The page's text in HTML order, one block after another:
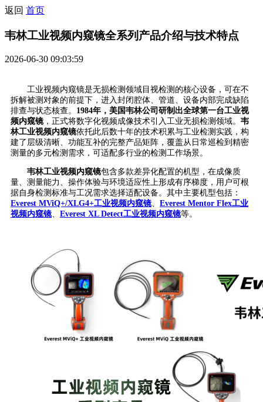
返回 首页
韦林工业视频内窥镜全系列产品介绍与技术特点
2026-06-30 09:03:59
工业视频内窥镜是无损检测领域目视检测的核心设备，可在不
拆解被测对象的前提下，进入封闭腔体、管道、设备内部完成缺陷
排查与状态核查。 1984年，美国韦林公司研制出全球第一台工业视
频内窥镜 ，正式将数字化视频成像技术引入工业无损检测领域。 韦
林工业视频内窥镜依托此后数十年的技术积累与工业检测实践，构
建了层级清晰、功能互补的完整产品矩阵，覆盖从日常巡检到精密
测量的多元检测需求，可适配多行业的检测工作场景。
韦林工业视频内窥镜包含多款差异化配置的机型，在成像质
量、测量能力、操作体验与环境适应性上形成有序梯度，用户可根
据自身检测标准与工况需求选择适配设备。其中主要机型包括：
Everest MViQ+/XLG4+工业视频内窥镜、 Everest Mentor Flex工业
视频内窥镜、 Everest XL Detect工业视频内窥镜等。